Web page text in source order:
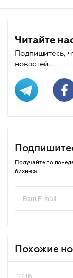
Читайте
Подпишитесь,
новостей.
Получайте по
бизнеса
Похожие
17.05